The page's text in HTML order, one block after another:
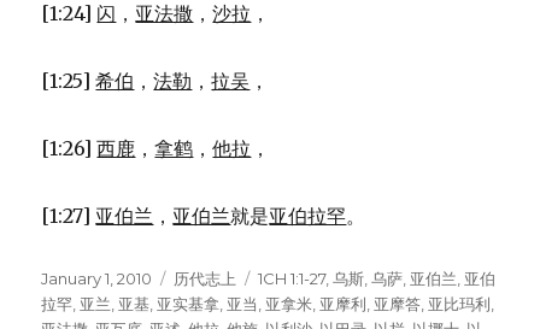
[1:24] 闪 ， 亚法撒 ，沙拉 ，
[1:25]希伯 ，法勒 ，拉吴 ，
[1:26]西鹿 ，拿鹤 ，他拉 ，
[1:27] 亚伯兰 ， 亚伯兰就是亚伯拉罕。
Posted
on
January 1, 2010 Categories
历代志上 Tags
1CH 1:1-27,乌斯 ,乌萨 亚伯兰 亚伯
拉罕 亚兰 亚基 亚实基拿 亚当 亚拿米 亚摩利 亚摩答 亚比玛利